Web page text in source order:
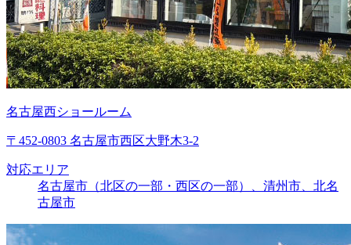
名古屋西ショールーム
〒452-0803 名古屋市西区大野木3-2
対応エリア
名古屋市（北区の一部・西区の一部）、清州市、北名
古屋市